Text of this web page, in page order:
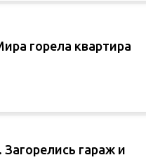
горела квартира
гараж и